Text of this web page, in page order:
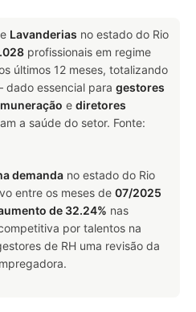
Lavanderias no estado do Rio
profissionais em regime
últimos 12 meses, totalizando
essencial para gestores
e diretores
a saúde do setor. Fonte:
demanda no estado do Rio
entre os meses de 07/2025
de 32.24% nas
por talentos na
de RH uma revisão da